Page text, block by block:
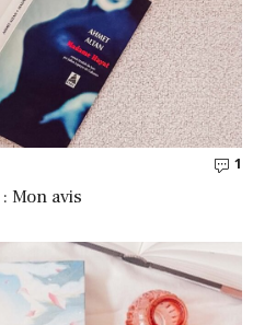
1
Mon avis